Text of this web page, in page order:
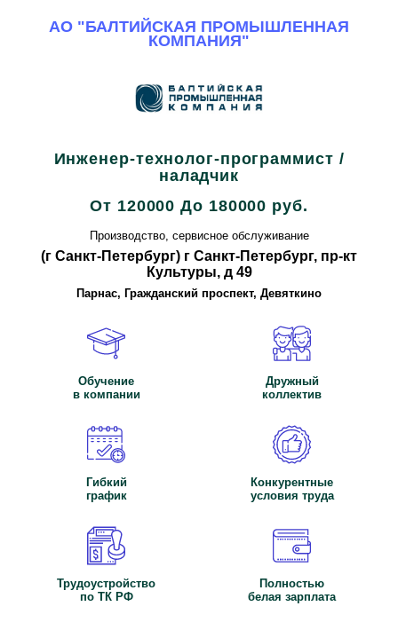
АО "БАЛТИЙСКАЯ ПРОМЫШЛЕННАЯ
КОМПАНИЯ"
Инженер-технолог-программист /
наладчик
От 120000 До 180000 руб.
Производство, сервисное обслуживание
(г Санкт-Петербург) г Санкт-Петербург, пр-кт
Культуры, д 49
Парнас, Гражданский проспект, Девяткино
Обучение
в компании
Дружный
коллектив
Гибкий
график
Конкурентные
условия труда
Трудоустройство
по ТК РФ
Полностью
белая зарплата